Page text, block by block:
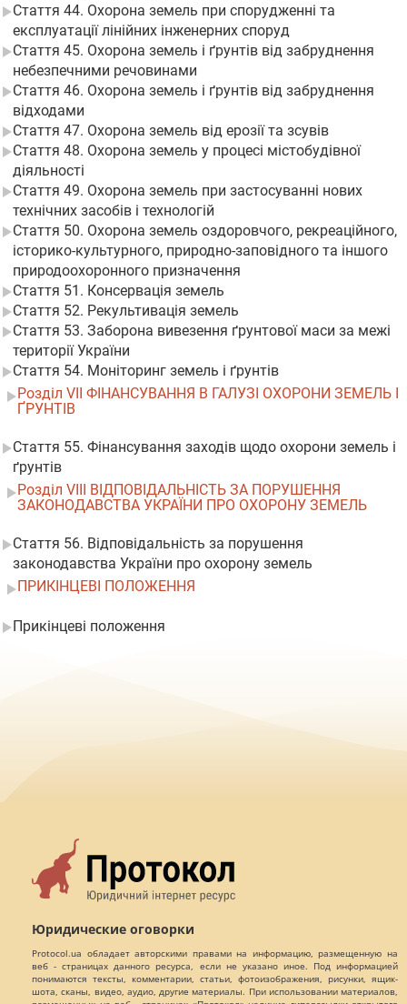
Стаття 44. Охорона земель при спорудженні та
експлуатації лінійних інженерних споруд
Стаття 45. Охорона земель і ґрунтів від забруднення
небезпечними речовинами
Стаття 46. Охорона земель і ґрунтів від забруднення
відходами
Стаття 47. Охорона земель від ерозії та зсувів
Стаття 48. Охорона земель у процесі містобудівної
діяльності
Стаття 49. Охорона земель при застосуванні нових
технічних засобів і технологій
Стаття 50. Охорона земель оздоровчого, рекреаційного,
історико-культурного, природно-заповідного та іншого
природоохоронного призначення
Стаття 51. Консервація земель
Стаття 52. Рекультивація земель
Стаття 53. Заборона вивезення ґрунтової маси за межі
території України
Стаття 54. Моніторинг земель і ґрунтів
Розділ VII ФІНАНСУВАННЯ В ГАЛУЗІ ОХОРОНИ ЗЕМЕЛЬ І
ҐРУНТІВ
Стаття 55. Фінансування заходів щодо охорони земель і
ґрунтів
Розділ VIII ВІДПОВІДАЛЬНІСТЬ ЗА ПОРУШЕННЯ
ЗАКОНОДАВСТВА УКРАЇНИ ПРО ОХОРОНУ ЗЕМЕЛЬ
Стаття 56. Відповідальність за порушення
законодавства України про охорону земель
ПРИКІНЦЕВІ ПОЛОЖЕННЯ
Прикінцеві положення
Юридические оговорки
Protocol.ua обладает авторскими правами на информацию, размещенную на
веб - страницах данного ресурса, если не указано иное. Под информацией
понимаются тексты, комментарии, статьи, фотоизображения, рисунки, ящик-
шота, сканы, видео, аудио, другие материалы. При использовании материалов,